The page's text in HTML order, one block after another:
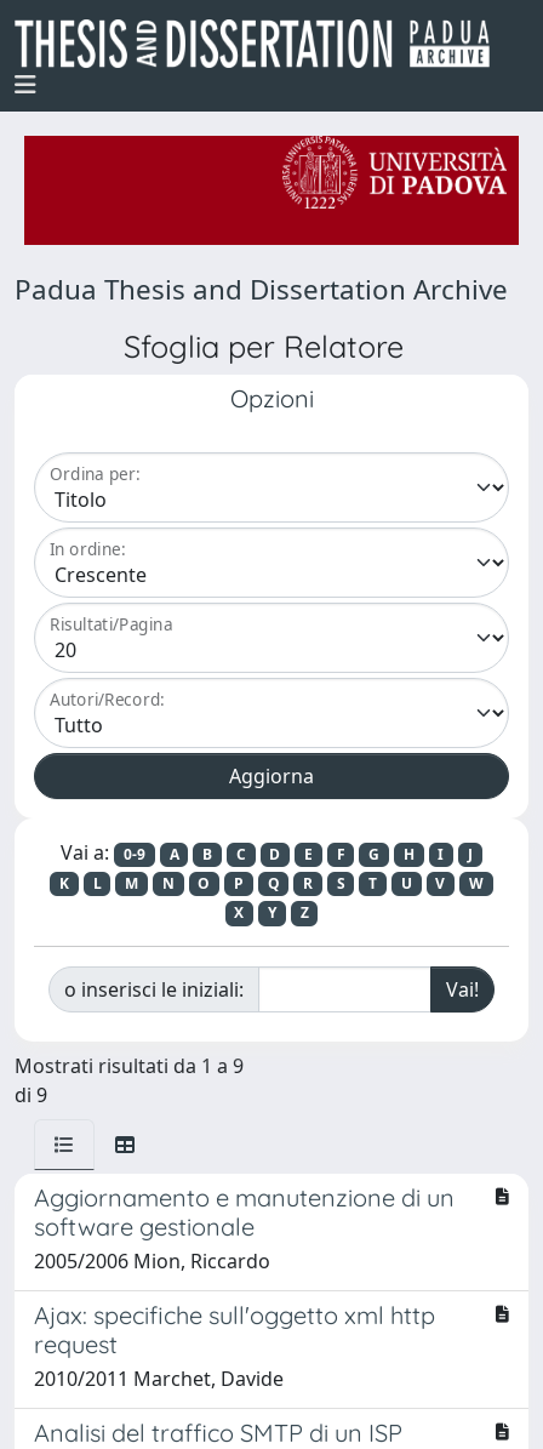
Padua Thesis and Dissertation Archive
Sfoglia per Relatore
Opzioni
Ordina per:
In ordine:
Risultati/Pagina
Autori/Record:
Vai a: 0-9 A B C D E F G H I
J
K
L M N O P Q R S T U V
W
X
Y Z
o inserisci le iniziali:
Mostrati risultati da 1 a 9
di 9
Aggiornamento e manutenzione di un
software gestionale
2005/2006 Mion, Riccardo
Ajax: specifiche sull'oggetto xml http
request
2010/2011 Marchet, Davide
Analisi del traffico SMTP di un ISP